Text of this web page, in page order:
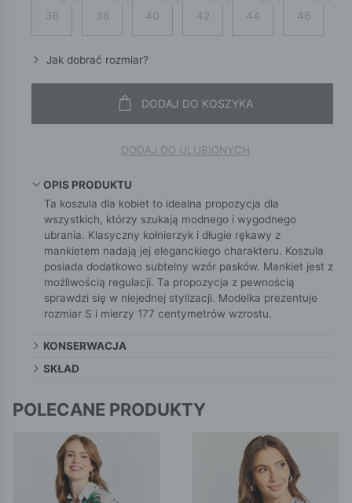
36 38 40 42 44 46
Jak dobrać rozmiar?
DODAJ DO KOSZYKA
DODAJ DO ULUBIONYCH
OPIS PRODUKTU
Ta koszula dla kobiet to idealna propozycja dla
wszystkich, którzy szukają modnego i wygodnego
ubrania. Klasyczny kołnierzyk i długie rękawy z
mankietem nadają jej eleganckiego charakteru. Koszula
posiada dodatkowo subtelny wzór pasków. Mankiet jest z
możliwością regulacji. Ta propozycja z pewnością
sprawdzi się w niejednej stylizacji. Modelka prezentuje
rozmiar S i mierzy 177 centymetrów wzrostu.
KONSERWACJA
SKŁAD
POLECANE PRODUKTY